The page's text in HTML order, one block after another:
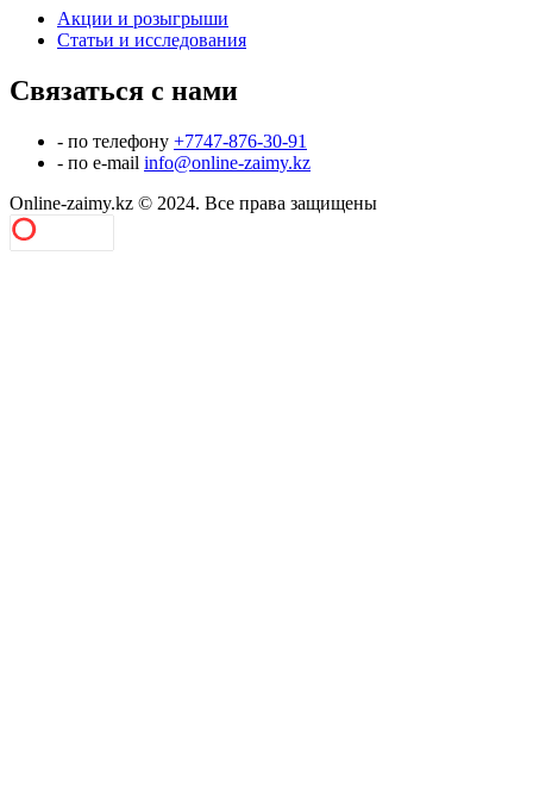
Акции и розыгрыши
Статьи и исследования
Связаться с нами
- по телефону +7747-876-30-91
- по e-mail info@online-zaimy.kz
Online-zaimy.kz © 2024. Все права защищены